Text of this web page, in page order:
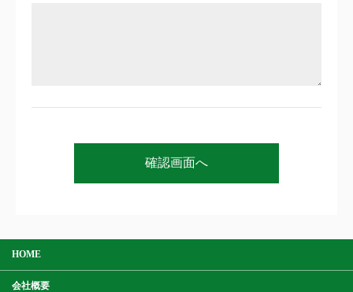
HOME
会社概要